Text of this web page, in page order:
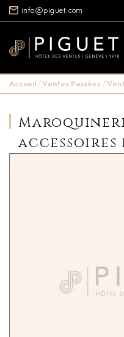
info@piguet.com
Accueil/Ventes Passées/
accessoires